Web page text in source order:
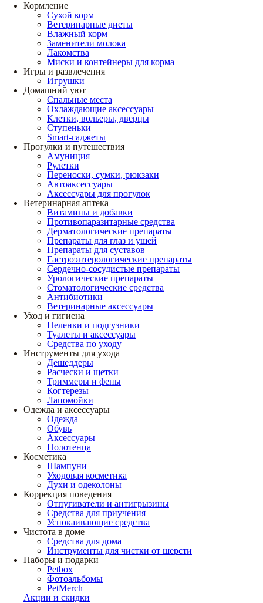
Кормление
Сухой корм
Ветеринарные диеты
Влажный корм
Заменители молока
Лакомства
Миски и контейнеры для корма
Игры и развлечения
Игрушки
Домашний уют
Спальные места
Охлаждающие аксессуары
Клетки, вольеры, дверцы
Ступеньки
Smart-гаджеты
Прогулки и путешествия
Амуниция
Рулетки
Переноски, сумки, рюкзаки
Автоаксессуары
Аксессуары для прогулок
Ветеринарная аптека
Витамины и добавки
Противопаразитарные средства
Дерматологические препараты
Препараты для глаз и ушей
Препараты для суставов
Гастроэнтерологические препараты
Сердечно-сосудистые препараты
Урологические препараты
Стоматологические средства
Антибиотики
Ветеринарные аксессуары
Уход и гигиена
Пеленки и подгузники
Туалеты и аксессуары
Средства по уходу
Инструменты для ухода
Дешеддеры
Расчески и щетки
Триммеры и фены
Когтерезы
Лапомойки
Одежда и аксессуары
Одежда
Обувь
Аксессуары
Полотенца
Косметика
Шампуни
Уходовая косметика
Духи и одеколоны
Коррекция поведения
Отпугиватели и антигрызины
Средства для приучения
Успокаивающие средства
Чистота в доме
Средства для дома
Инструменты для чистки от шерсти
Наборы и подарки
Petbox
Фотоальбомы
PetMerch
Акции и скидки